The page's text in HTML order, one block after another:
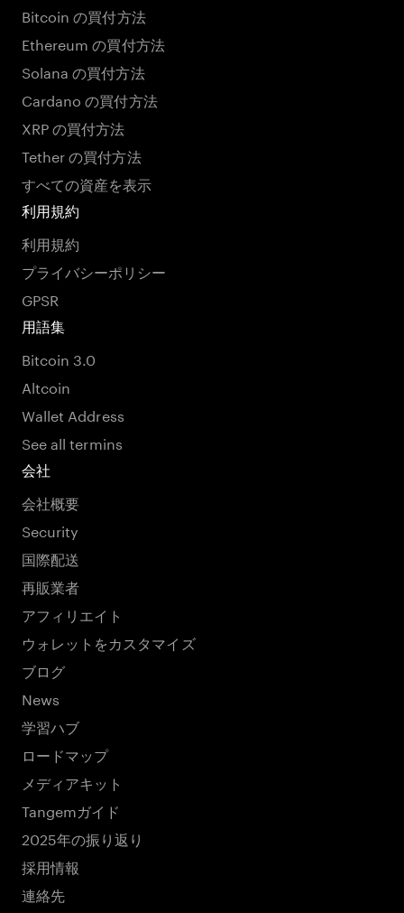
Bitcoin の買付方法
Ethereum の買付方法
Solana の買付方法
Cardano の買付方法
XRP の買付方法
Tether の買付方法
すべての資産を表示
利用規約
利用規約
プライバシーポリシー
GPSR
用語集
Bitcoin 3.0
Altcoin
Wallet Address
See all termins
会社
会社概要
Security
国際配送
再販業者
アフィリエイト
ウォレットをカスタマイズ
ブログ
News
学習ハブ
ロードマップ
メディアキット
Tangemガイド
2025年の振り返り
採用情報
連絡先